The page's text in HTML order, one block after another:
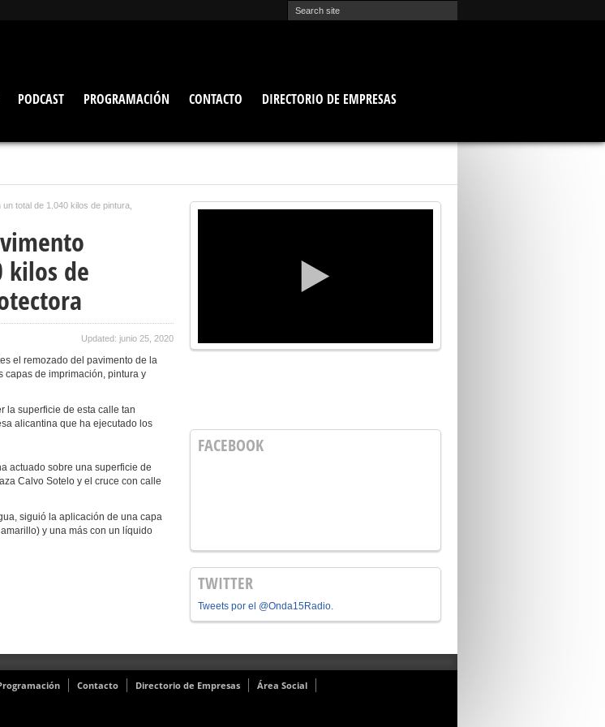
PODCAST PROGRAMACIÓN CONTACTO
DIRECTORIO DE EMPRESAS
total de 1.040 kilos de pintura,
kilos de
Updated: junio 25, 2020
el remozado del pavimento de la
capas de imprimación, pintura y
la superficie de esta calle tan
alicantina que ha ejecutado los
actuado sobre una superficie de
Calvo Sotelo y el cruce con calle
siguió la aplicación de una capa
y una más con un líquido
FACEBOOK
TWITTER
Tweets por el @Onda15Radio.
Contacto Directorio de Empresas
Área Social